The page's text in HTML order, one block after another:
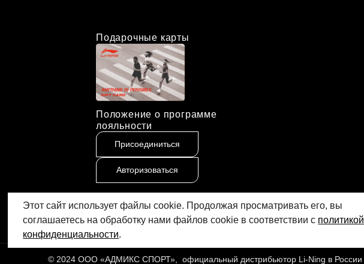
Подарочные карты
Положение о программе
лояльности
Присоединиться
Авторизоваться
© 2024 ООО «АДМИКС СПОРТ», официальный дистрибьютор Li-Ning в России
Этот сайт использует файлы cookie. Продолжая просматривать его, вы
соглашаетесь на обработку нами файлов cookie в соответствии с политикой
конфиденциальности.